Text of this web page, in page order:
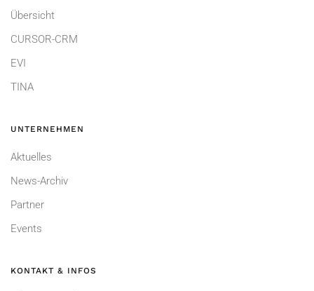
Übersicht
CURSOR-CRM
EVI
TINA
UNTERNEHMEN
Aktuelles
News-Archiv
Partner
Events
KONTAKT & INFOS